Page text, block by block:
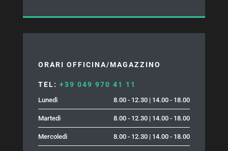
ORARI OFFICINA/MAGAZZINO
TEL: +39 049 970 41 11
Lunedì 8.00 - 12.30 | 14.00 - 18.00
Martedì 8.00 - 12.30 | 14.00 - 18.00
Mercoledì 8.00 - 12.30 | 14.00 - 18.00